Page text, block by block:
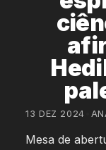
13 DEZ 2024
Mesa de